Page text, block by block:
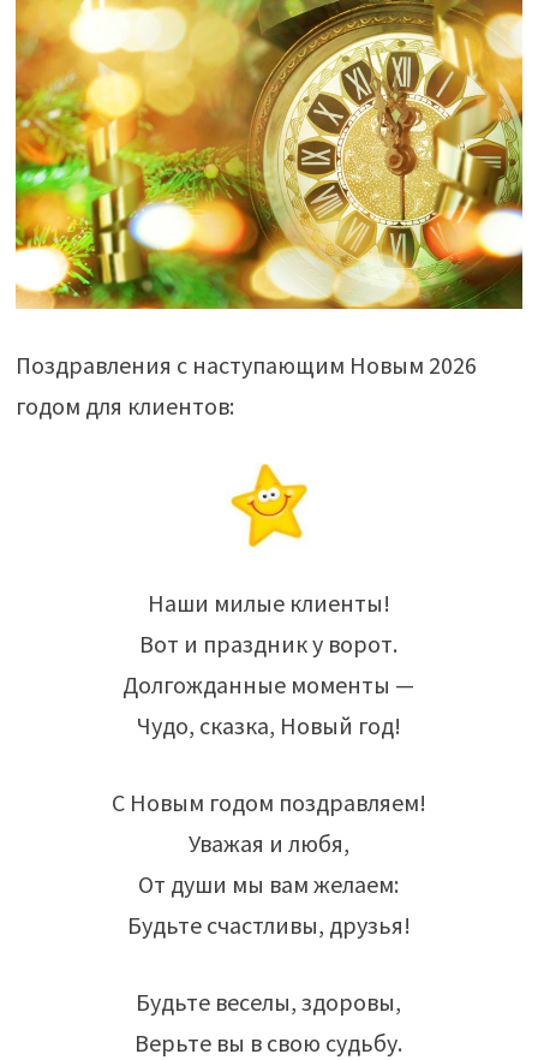
Поздравления с наступающим Новым 2026
годом для клиентов:
Наши милые клиенты!
Вот и праздник у ворот.
Долгожданные моменты —
Чудо, сказка, Новый год!
С Новым годом поздравляем!
Уважая и любя,
От души мы вам желаем:
Будьте счастливы, друзья!
Будьте веселы, здоровы,
Верьте вы в свою судьбу.